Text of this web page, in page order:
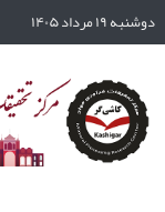
دوشنبه ۱۹ مرداد ۱۴۰۵